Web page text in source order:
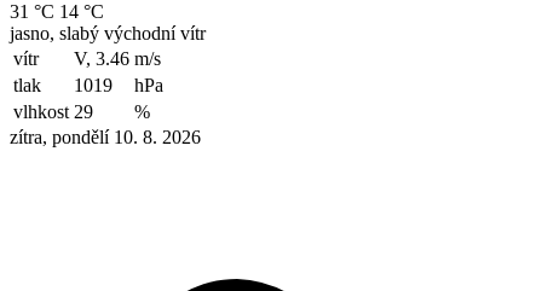
31 °C 14 °C
jasno, slabý východní vítr
vítr
V, 3.46 m/s
tlak
1019
hPa
vlhkost 29
%
zítra, pondělí 10. 8. 2026